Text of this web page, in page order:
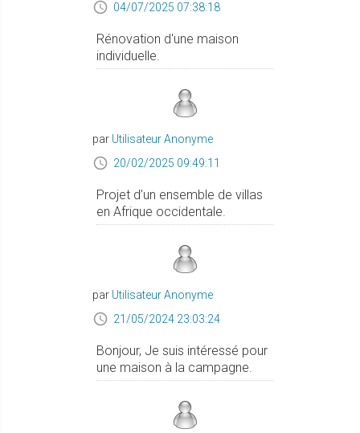
04/07/2025 07:38:18
Rénovation d'une maison
individuelle.
par Utilisateur Anonyme
20/02/2025 09:49:11
Projet d’un ensemble de villas
en Afrique occidentale.
par Utilisateur Anonyme
21/05/2024 23:03:24
Bonjour, Je suis intéressé pour
une maison à la campagne.